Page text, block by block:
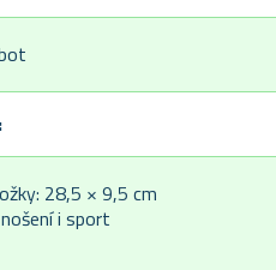
28,5 × 9,5 cm
i sport